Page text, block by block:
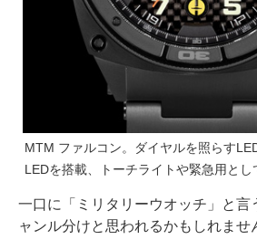
MTM ファルコン。ダイヤルを照らす
LEDを搭載、トーチライトや緊急用とし
一口に「ミリタリーウオッチ」と言
ャンル分けと思われるかもしれませ